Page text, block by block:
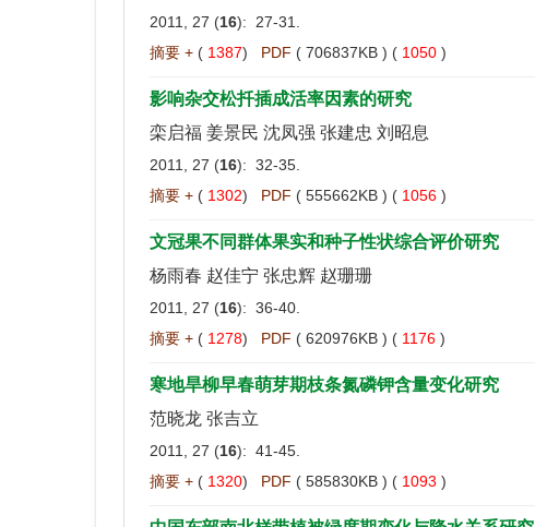
2011, 27 (16): 27-31.
摘要 + ( 1387) PDF ( 706837KB ) ( 1050 )
影响杂交松扦插成活率因素的研究
栾启福 姜景民 沈凤强 张建忠 刘昭息
2011, 27 (16): 32-35.
摘要 + ( 1302) PDF ( 555662KB ) ( 1056 )
文冠果不同群体果实和种子性状综合评价研究
杨雨春 赵佳宁 张忠辉 赵珊珊
2011, 27 (16): 36-40.
摘要 + ( 1278) PDF ( 620976KB ) ( 1176 )
寒地旱柳早春萌芽期枝条氮磷钾含量变化研究
范晓龙 张吉立
2011, 27 (16): 41-45.
摘要 + ( 1320) PDF ( 585830KB ) ( 1093 )